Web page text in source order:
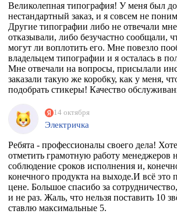
Великолепная типография! У меня был
нестандартный заказ, и я совсем не
Другие типографии либо не отвечали
отказывали, либо безучастно сообщали,
могут ли воплотить его. Мне повезло
владельцем типографии и я осталась в
Мне отвечали на вопросы, присылали
заказали такую же коробку, как у меня,
подобрать стикеры! Качество
14 октября
Электричка
Ребята - профессионалы своего дела!
отметить грамотную работу менеджеров
соблюдение сроков исполнения и,
конечного продукта на выходе.И всё это
цене. Большое спасибо за
и не раз. Жаль, что нельзя поставить 10
ставлю максимальные 5.